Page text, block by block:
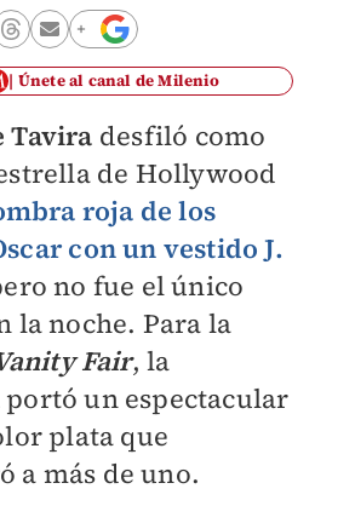
Únete al canal de Milenio
Tavira desfiló como
de Hollywood
roja de los
con un vestido J.
no fue el único
la noche. Para la
Fair, la
un espectacular
plata que
a más de uno.